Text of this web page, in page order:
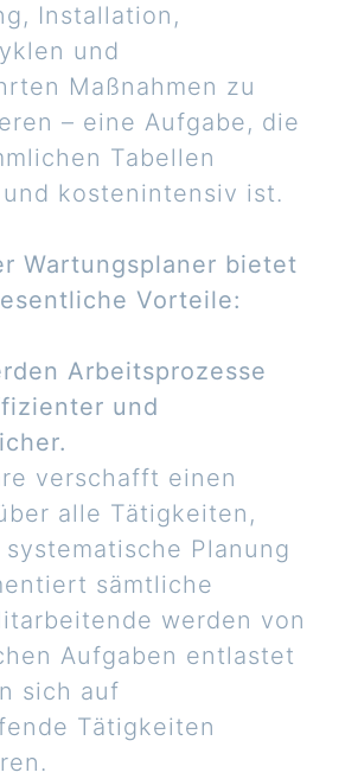
Installation,
und
Maßnahmen zu
– eine Aufgabe, die
Tabellen
kostenintensiv ist.
Wartungsplaner bietet
Vorteile:
Arbeitsprozesse
und
verschafft einen
alle Tätigkeiten,
Planung
sämtliche
werden von
Aufgaben entlastet
sich auf
Tätigkeiten